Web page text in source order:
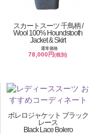
スカートスーツ 千鳥柄 /
Wool 100% Houndstooth
Jacket & Skirt
通常価格
78,000円(税別)
ボレロジャケット ブラック
レース
Black Lace Bolero